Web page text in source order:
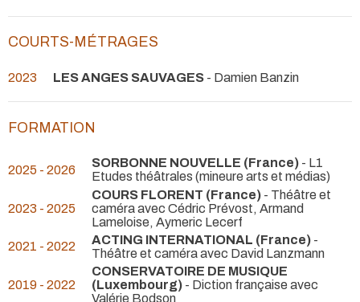
COURTS-MÉTRAGES
2023 LES ANGES SAUVAGES - Damien Banzin
FORMATION
2025 - 2026 SORBONNE NOUVELLE (France) - L1
Etudes théâtrales (mineure arts et médias)
2023 - 2025
COURS FLORENT (France) - Théâtre et
caméra avec Cédric Prévost, Armand
Lameloise, Aymeric Lecerf
2021 - 2022
ACTING INTERNATIONAL (France) -
Théâtre et caméra avec David Lanzmann
2019 - 2022
CONSERVATOIRE DE MUSIQUE
(Luxembourg) - Diction française avec
Valérie Bodson